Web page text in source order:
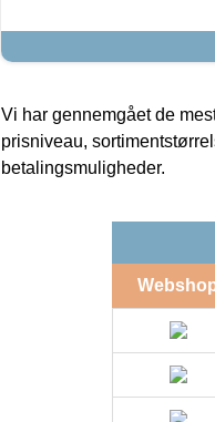
Vi har gennemgået de
prisniveau,
betalingsmuligheder.